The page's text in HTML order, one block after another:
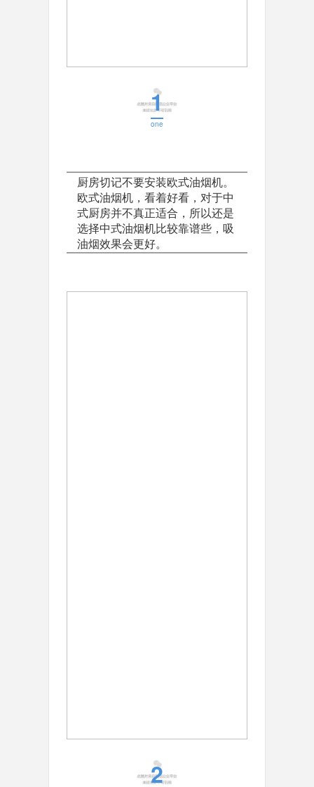
1
one
厨房切记不要安装欧式油烟机。
欧式油烟机，看着好看，对于中
式厨房并不真正适合，所以还是
选择中式油烟机比较靠谱些，吸
油烟效果会更好。
2